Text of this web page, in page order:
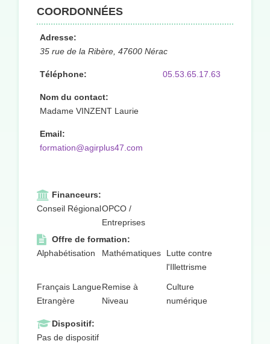
COORDONNÉES
Adresse:
35 rue de la Ribère, 47600 Nérac
Téléphone: 05.53.65.17.63
Nom du contact:
Madame VINZENT Laurie
Email:
formation@agirplus47.com
Financeurs:
Conseil RégionalOPCO /
Entreprises
Offre de formation:
Alphabétisation
Mathématiques
Lutte contre
l'Illettrisme
Français Langue
Etrangère
Remise à
Niveau
Culture
numérique
Dispositif:
Pas de dispositif